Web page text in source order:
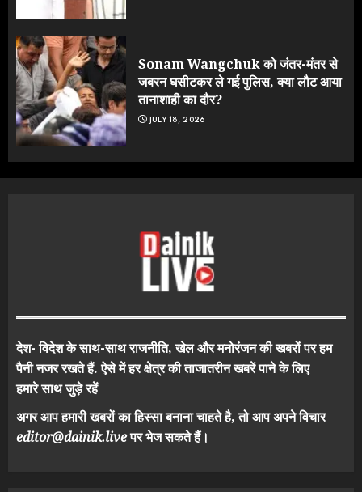
Sonam Wangchuk को जंतर-मंतर से
जबरन घसीटकर ले गई पुलिस, क्या लौट आया
तानाशाही का दौर?
JULY 18, 2026
देश- विदेश के साथ-साथ राजनीति, खेल और मनोरंजन की खबरों पर हम
पैनी नजर रखते हैं. ऐसे में हर क्षेत्र की ताजातरीन खबरें पाने के लिए
हमारे साथ जुड़े रहें
अगर आप हमारी खबरों का हिस्सा बनाना चाहते है, तो आप अपने विचार
editor@dainik.liveपर भेज सकते हैं।